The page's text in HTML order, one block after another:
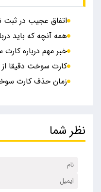
اتفاق عجیب در
همه آنچه که باید
خبر مهم درباره
کارت سوخت دقیقا
زمان حذف کارت
نظر شما